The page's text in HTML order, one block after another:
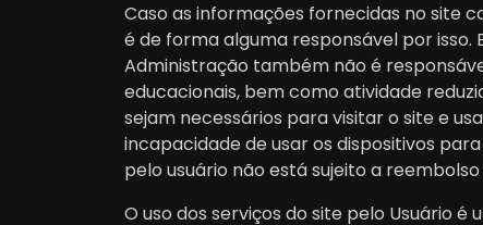
Caso as informações fornecidas no site
é de forma alguma responsável por isso.
Administração também não é
educacionais, bem como atividade
sejam necessários para visitar o site e
incapacidade de usar os dispositivos
pelo usuário não está sujeito a
O uso dos serviços do site pelo Usuário